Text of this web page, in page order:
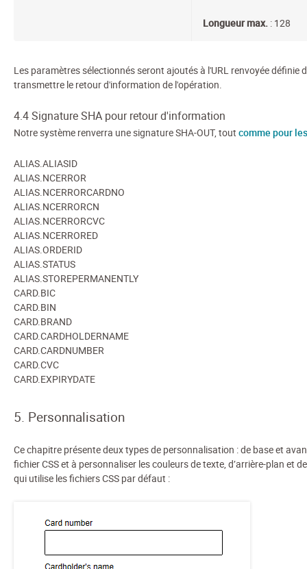
Longueur max. : 128
Les paramètres sélectionnés seront ajoutés à l'URL renvoyée définie
transmettre le retour d'information de l'opération.
4.4 Signature SHA pour retour d'information
Notre système renverra une signature SHA-OUT, tout comme pour
ALIAS.ALIASID
ALIAS.NCERROR
ALIAS.NCERRORCARDNO
ALIAS.NCERRORCN
ALIAS.NCERRORCVC
ALIAS.NCERRORED
ALIAS.ORDERID
ALIAS.STATUS
ALIAS.STOREPERMANENTLY
CARD.BIC
CARD.BIN
CARD.BRAND
CARD.CARDHOLDERNAME
CARD.CARDNUMBER
CARD.CVC
CARD.EXPIRYDATE
5. Personnalisation
Ce chapitre présente deux types de personnalisation : de base et
fichier CSS et à personnaliser les couleurs de texte, d’arrière-plan et
qui utilise les fichiers CSS par défaut :